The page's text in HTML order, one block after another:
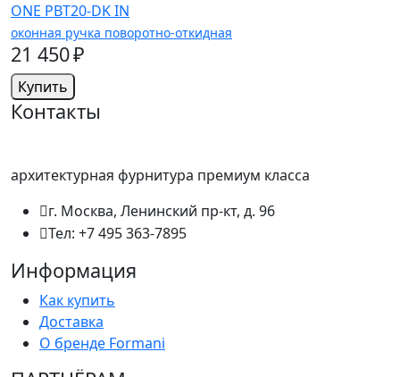
ONE PBT20-DK IN
оконная ручка поворотно-откидная
21 450 ₽
Купить
Контакты
архитектурная фурнитура премиум класса
г. Москва, Ленинский пр-кт, д. 96
Тел: +7 495 363-7895
Информация
Как купить
Доставка
О бренде Formani